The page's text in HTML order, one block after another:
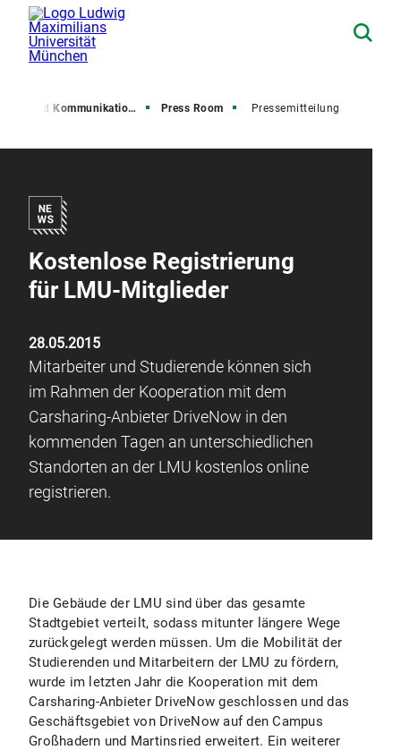
und Kommunikation (PuK) Press Room Pressemitteilung
Kostenlose Registrierung
für LMU-Mitglieder
28.05.2015
Mitarbeiter und Studierende können sich
im Rahmen der Kooperation mit dem
Carsharing-Anbieter DriveNow in den
kommenden Tagen an unterschiedlichen
Standorten an der LMU kostenlos online
registrieren.
Die Gebäude der LMU sind über das gesamte
Stadtgebiet verteilt, sodass mitunter längere Wege
zurückgelegt werden müssen. Um die Mobilität der
Studierenden und Mitarbeitern der LMU zu fördern,
wurde im letzten Jahr die Kooperation mit dem
Carsharing-Anbieter DriveNow geschlossen und das
Geschäftsgebiet von DriveNow auf den Campus
Großhadern und Martinsried erweitert. Ein weiterer